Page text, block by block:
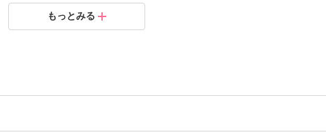
もっとみる